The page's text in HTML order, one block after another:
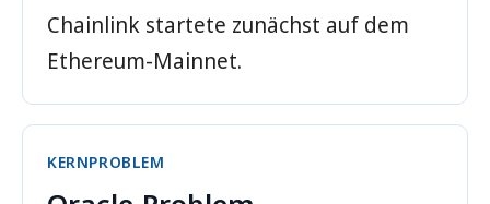
Chainlink startete zunächst auf dem
Ethereum-Mainnet.
KERNPROBLEM